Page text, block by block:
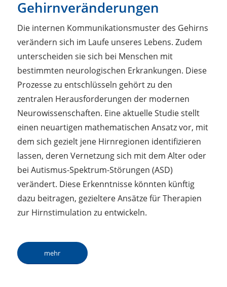
Gehirnveränderungen
Die internen Kommunikationsmuster des Gehirns
verändern sich im Laufe unseres Lebens. Zudem
unterscheiden sie sich bei Menschen mit
bestimmten neurologischen Erkrankungen. Diese
Prozesse zu entschlüsseln gehört zu den
zentralen Herausforderungen der modernen
Neurowissenschaften. Eine aktuelle Studie stellt
einen neuartigen mathematischen Ansatz vor, mit
dem sich gezielt jene Hirnregionen identifizieren
lassen, deren Vernetzung sich mit dem Alter oder
bei Autismus-Spektrum-Störungen (ASD)
verändert. Diese Erkenntnisse könnten künftig
dazu beitragen, gezieltere Ansätze für Therapien
zur Hirnstimulation zu entwickeln.
mehr